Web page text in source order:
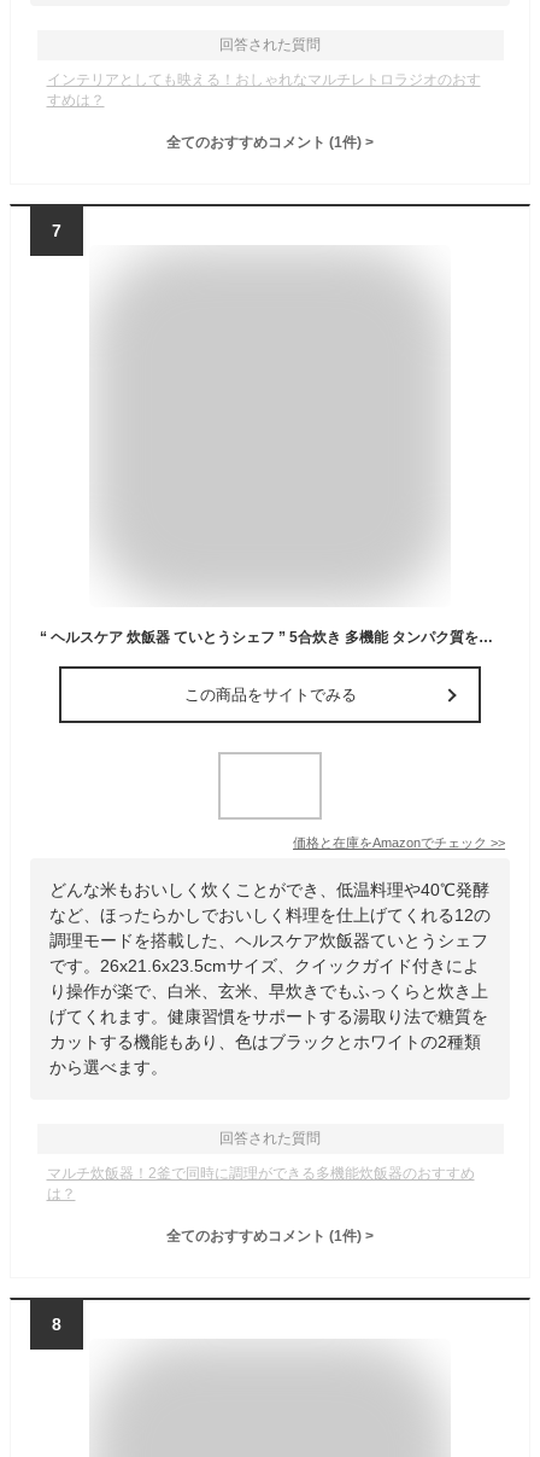
回答された質問
インテリアとしても映える！おしゃれなマルチレトロラジオのおす
すめは？
全てのおすすめコメント (1件) >
7
“ ヘルスケア 炊飯器 ていとうシェフ ” 5合炊き 多機能 タンパク質を壊さない 低温調理 朝もスッキリ 発酵調理 素材の味を生かす 無水調理 低糖質ごはん rice cooker 一人暮らし マルチクッカー Areti-r2250 (グレー, 新モデル：レシピ本なし)
この商品をサイトでみる
価格と在庫をAmazonでチェック >>
どんな米もおいしく炊くことができ、低温料理や40℃発酵
など、ほったらかしでおいしく料理を仕上げてくれる12の
調理モードを搭載した、ヘルスケア炊飯器ていとうシェフ
です。26x21.6x23.5cmサイズ、クイックガイド付きによ
り操作が楽で、白米、玄米、早炊きでもふっくらと炊き上
げてくれます。健康習慣をサポートする湯取り法で糖質を
カットする機能もあり、色はブラックとホワイトの2種類
から選べます。
回答された質問
マルチ炊飯器！2釜で同時に調理ができる多機能炊飯器のおすすめ
は？
全てのおすすめコメント (1件) >
8